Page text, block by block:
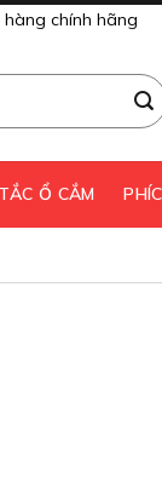
hàng chính hãng
Ổ CẮM